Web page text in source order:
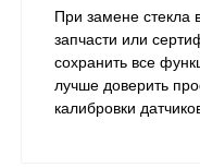
При замене стекла
запчасти или
сохранить все
лучше доверить
калибровки